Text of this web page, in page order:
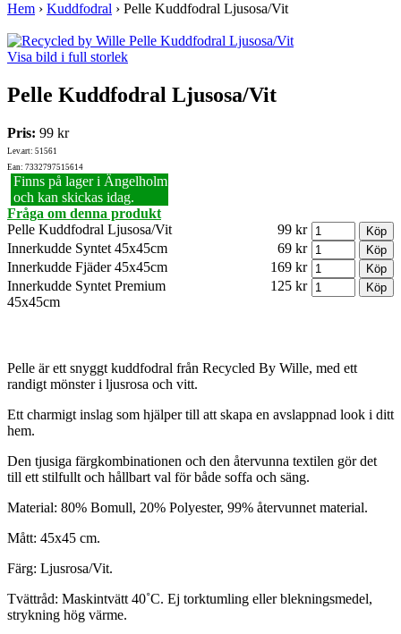
Hem › Kuddfodral › Pelle Kuddfodral Ljusosa/Vit
Visa bild i full storlek
Pelle Kuddfodral Ljusosa/Vit
Pris: 99 kr
Lev.art: 51561
Ean: 7332797515614
Finns på lager i Ängelholm
och kan skickas idag.
Fråga om denna produkt
Pelle Kuddfodral Ljusosa/Vit
99 kr
Innerkudde Syntet 45x45cm
69 kr
Innerkudde Fjäder 45x45cm
169 kr
Innerkudde Syntet Premium
45x45cm
125 kr
Pelle är ett snyggt kuddfodral från Recycled By Wille, med ett
randigt mönster i ljusrosa och vitt.
Ett charmigt inslag som hjälper till att skapa en avslappnad look i ditt
hem.
Den tjusiga färgkombinationen och den återvunna textilen gör det
till ett stilfullt och hållbart val för både soffa och säng.
Material: 80% Bomull, 20% Polyester, 99% återvunnet material.
Mått: 45x45 cm.
Färg: Ljusrosa/Vit.
Tvättråd: Maskintvätt 40˚C. Ej torktumling eller blekningsmedel,
strykning hög värme.